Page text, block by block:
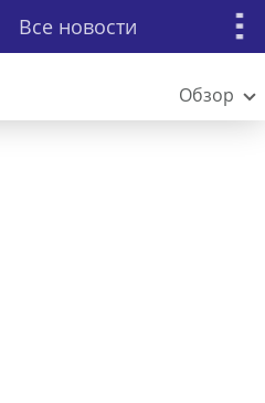
Все новости
Обзор